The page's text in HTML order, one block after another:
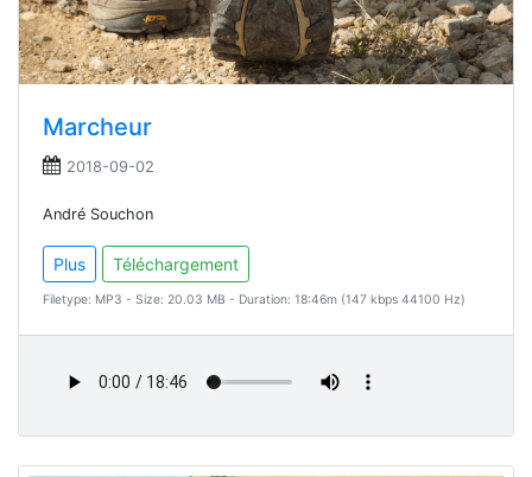
Marcheur
2018-09-02
André Souchon
Plus Téléchargement
Filetype: MP3 - Size: 20.03 MB - Duration: 18:46m (147 kbps 44100 Hz)